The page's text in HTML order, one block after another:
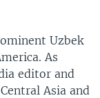
Uzbek
As
editor and
Asia and